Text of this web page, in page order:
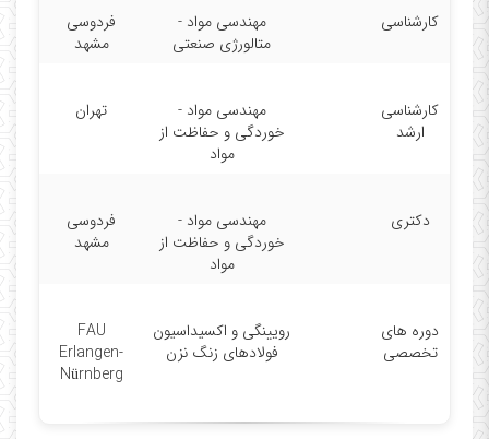
Mechanical Aspects of Corrosion (MSc)
Corrosion Inhibitors (MSs)
Special Topics in Corrosion (PhD)
Germany.
2013-2018 Ferdowsi University of Mashhad
Ph.D. of Materials Engineering –
Corrosion and Materials Protection.
کارشناسی
مهندسی مواد -
متالورژی صنعتی
فردوسی
مشهد
کارشناسی
ارشد
مهندسی مواد -
خوردگی و حفاظت از
مواد
تهران
دکتری
مهندسی مواد -
خوردگی و حفاظت از
مواد
فردوسی
مشهد
دوره های
تخصصی
رویینگی و اکسیداسیون
فولادهای زنگ نزن
FAU
Erlangen-
Nürnberg